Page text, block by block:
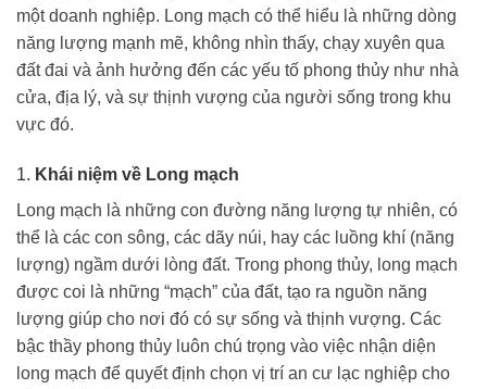
một doanh nghiệp. Long mạch có thể hiểu là những dòng
năng lượng mạnh mẽ, không nhìn thấy, chạy xuyên qua
đất đai và ảnh hưởng đến các yếu tố phong thủy như nhà
cửa, địa lý, và sự thịnh vượng của người sống trong khu
vực đó.
1. Khái niệm về Long mạch
Long mạch là những con đường năng lượng tự nhiên, có
thể là các con sông, các dãy núi, hay các luồng khí (năng
lượng) ngầm dưới lòng đất. Trong phong thủy, long mạch
được coi là những “mạch” của đất, tạo ra nguồn năng
lượng giúp cho nơi đó có sự sống và thịnh vượng. Các
bậc thầy phong thủy luôn chú trọng vào việc nhận diện
long mạch để quyết định chọn vị trí an cư lạc nghiệp cho